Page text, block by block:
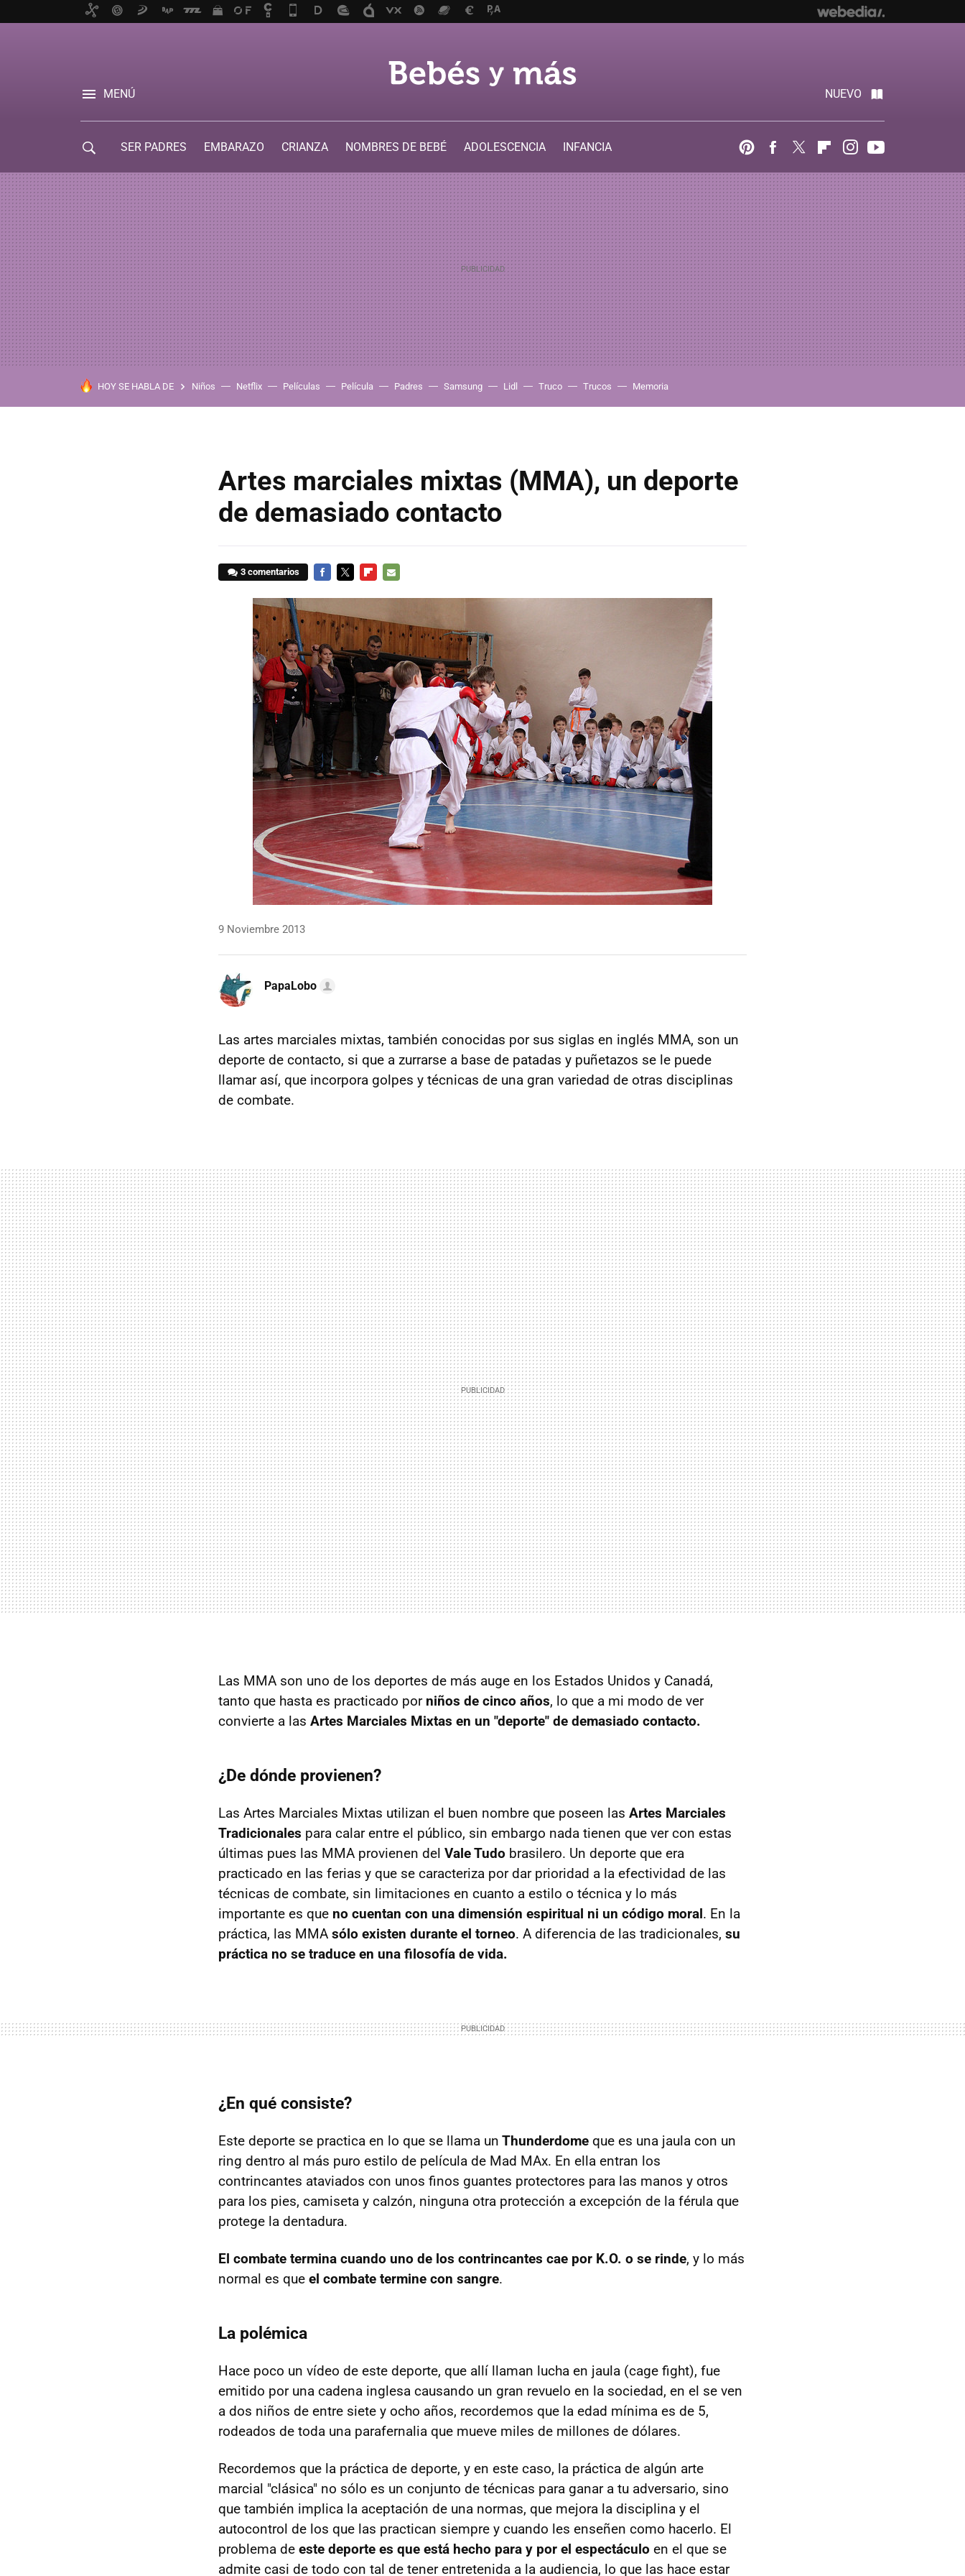
MENÚ NUEVO
SER PADRES EMBARAZO CRIANZA NOMBRES DE BEBÉ ADOLESCENCIA
INFANCIA
PinterestFacebook
Twitter FlipboardInstagram
HOY SE HABLA DE Niños Netflix Películas Película Padres Samsung Lidl Truco Trucos Memoria
Artes marciales mixtas (MMA), un deporte
de demasiado contacto
3 comentarios
9 Noviembre 2013
PapaLobo
Las artes marciales mixtas, también conocidas por sus siglas en inglés MMA, son un
deporte de contacto, si que a zurrarse a base de patadas y puñetazos se le puede
llamar así, que incorpora golpes y técnicas de una gran variedad de otras disciplinas
de combate.
Las MMA son uno de los deportes de más auge en los Estados Unidos y Canadá,
tanto que hasta es practicado por niños de cinco años, lo que a mi modo de ver
convierte a las Artes Marciales Mixtas en un "deporte" de demasiado contacto.
¿De dónde provienen?
Las Artes Marciales Mixtas utilizan el buen nombre que poseen las Artes Marciales
Tradicionales para calar entre el público, sin embargo nada tienen que ver con estas
últimas pues las MMA provienen del Vale Tudo brasilero. Un deporte que era
practicado en las ferias y que se caracteriza por dar prioridad a la efectividad de las
técnicas de combate, sin limitaciones en cuanto a estilo o técnica y lo más
importante es que no cuentan con una dimensión espiritual ni un código moral. En la
práctica, las MMA sólo existen durante el torneo. A diferencia de las tradicionales, su
práctica no se traduce en una filosofía de vida.
¿En qué consiste?
Este deporte se practica en lo que se llama un Thunderdome que es una jaula con un
ring dentro al más puro estilo de película de Mad MAx. En ella entran los
contrincantes ataviados con unos finos guantes protectores para las manos y otros
para los pies, camiseta y calzón, ninguna otra protección a excepción de la férula que
protege la dentadura.
El combate termina cuando uno de los contrincantes cae por K.O. o se rinde, y lo más
normal es que el combate termine con sangre.
La polémica
Hace poco un vídeo de este deporte, que allí llaman lucha en jaula (cage fight), fue
emitido por una cadena inglesa causando un gran revuelo en la sociedad, en el se ven
a dos niños de entre siete y ocho años, recordemos que la edad mínima es de 5,
rodeados de toda una parafernalia que mueve miles de millones de dólares.
Recordemos que la práctica de deporte, y en este caso, la práctica de algún arte
marcial "clásica" no sólo es un conjunto de técnicas para ganar a tu adversario, sino
que también implica la aceptación de una normas, que mejora la disciplina y el
autocontrol de los que las practican siempre y cuando les enseñen como hacerlo. El
problema de este deporte es que está hecho para y por el espectáculo en el que se
admite casi de todo con tal de tener entretenida a la audiencia, lo que las hace estar